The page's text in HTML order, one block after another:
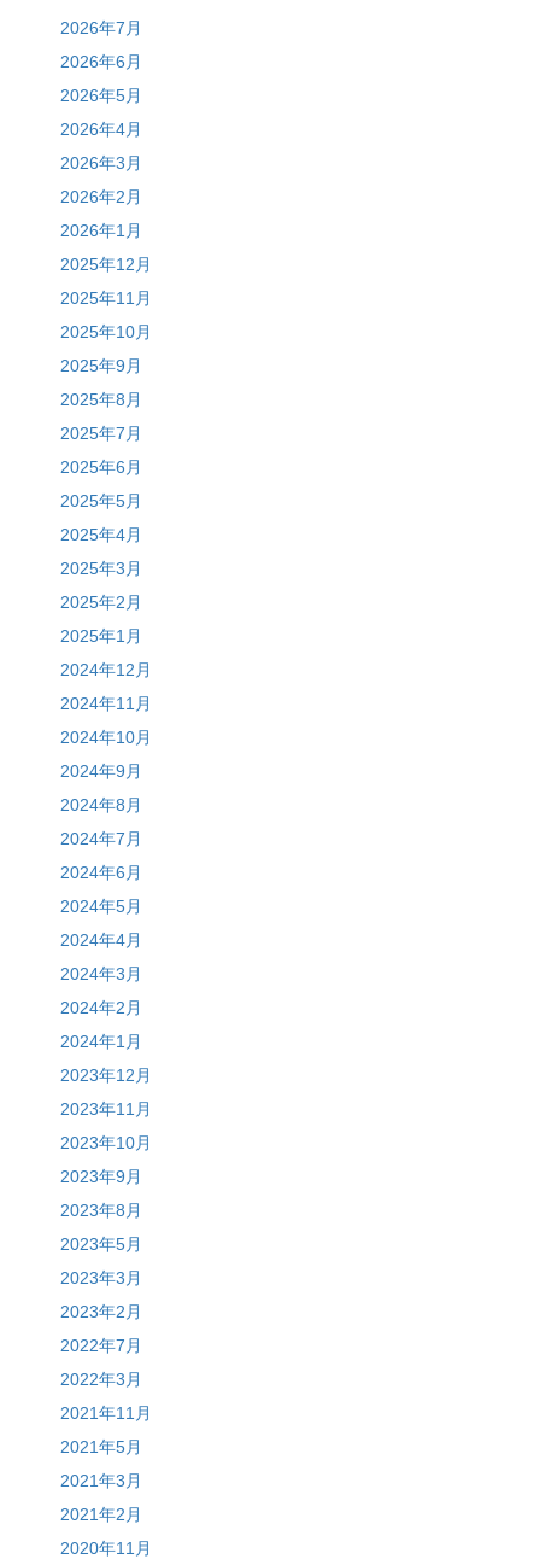
2026年7月
2026年6月
2026年5月
2026年4月
2026年3月
2026年2月
2026年1月
2025年12月
2025年11月
2025年10月
2025年9月
2025年8月
2025年7月
2025年6月
2025年5月
2025年4月
2025年3月
2025年2月
2025年1月
2024年12月
2024年11月
2024年10月
2024年9月
2024年8月
2024年7月
2024年6月
2024年5月
2024年4月
2024年3月
2024年2月
2024年1月
2023年12月
2023年11月
2023年10月
2023年9月
2023年8月
2023年5月
2023年3月
2023年2月
2022年7月
2022年3月
2021年11月
2021年5月
2021年3月
2021年2月
2020年11月